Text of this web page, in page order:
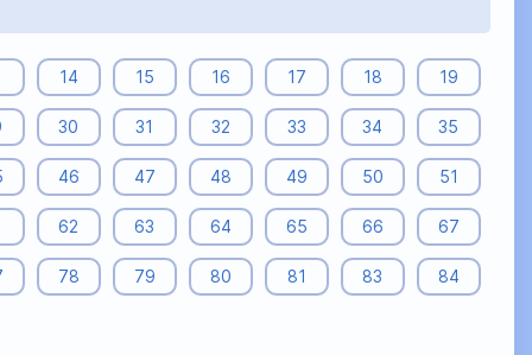
14 15 16 17 18 19
30 31 32 33 34 35
46 47 48 49 50 51
62 63 64 65 66 67
78 79 80 81 83 84